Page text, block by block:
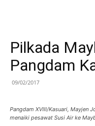
Pilkada
Pangdam
09/02/2017
Pangdam XVIII/Kasuari, Mayjen
menaiki pesawat Susi Air ke